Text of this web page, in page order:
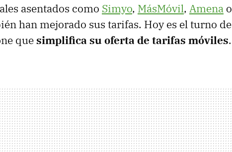
asentados como Simyo, MásMóvil, Amena o
han mejorado sus tarifas. Hoy es el turno de
quesimplifica su oferta de tarifas móviles.